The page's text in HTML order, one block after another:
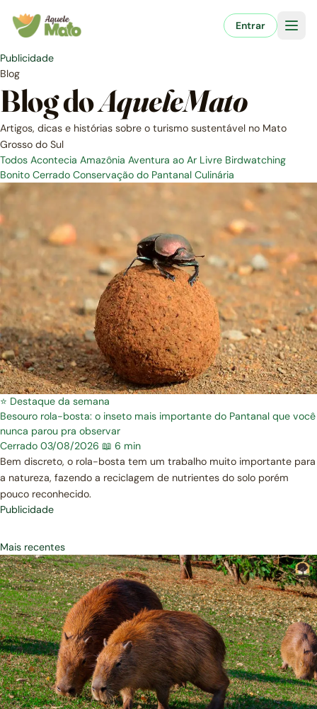
para
conteúdo
Entrar
Publicidade
Blog
Blog doAqueleMato
Artigos, dicas e histórias sobre o turismo sustentável no Mato
Grosso do Sul
Todos Acontecia Amazônia Aventura ao Ar Livre Birdwatching
Bonito Cerrado Conservação do Pantanal Culinária
⭐ Destaque da semana
Besouro rola-bosta: o inseto mais importante do Pantanal que você
nunca parou pra observar
Cerrado 03/08/2026 📖 6 min
Bem discreto, o rola-bosta tem um trabalho muito importante para
a natureza, fazendo a reciclagem de nutrientes do solo porém
pouco reconhecido.
Publicidade
Mais recentes